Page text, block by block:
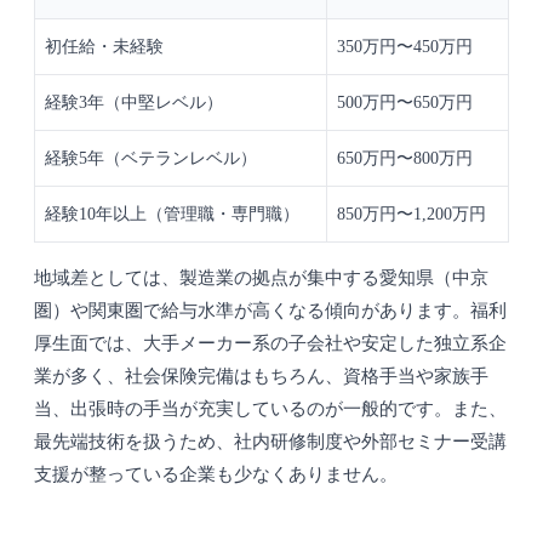
初任給・未経験 350万円〜450万円
経験3年（中堅レベル） 500万円〜650万円
経験5年（ベテランレベル） 650万円〜800万円
経験10年以上（管理職・専門職） 850万円〜1,200万円
地域差としては、製造業の拠点が集中する愛知県（中京
圏）や関東圏で給与水準が高くなる傾向があります。福利
厚生面では、大手メーカー系の子会社や安定した独立系企
業が多く、社会保険完備はもちろん、資格手当や家族手
当、出張時の手当が充実しているのが一般的です。また、
最先端技術を扱うため、社内研修制度や外部セミナー受講
支援が整っている企業も少なくありません。